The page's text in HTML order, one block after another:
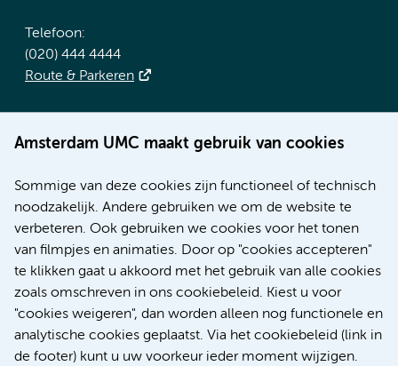
Amsterdam UMC maakt gebruik van cookies
Sommige van deze cookies zijn functioneel of technisch
noodzakelijk. Andere gebruiken we om de website te
verbeteren. Ook gebruiken we cookies voor het tonen
van filmpjes en animaties. Door op "cookies accepteren"
te klikken gaat u akkoord met het gebruik van alle cookies
zoals omschreven in ons cookiebeleid. Kiest u voor
"cookies weigeren", dan worden alleen nog functionele en
analytische cookies geplaatst. Via het cookiebeleid (link in
de footer) kunt u uw voorkeur ieder moment wijzigen.
Telefoon:
(020) 444 4444
Route & Parkeren
Werken bij Amsterdam UMC
Nieuws
Educatie Locatie AMC
Educatie Locatie VUmc